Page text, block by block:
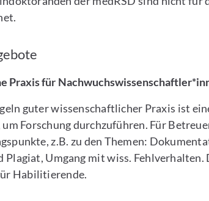
Praxis für
guter wissenschaftlicher Praxis ist
Forschung durchzuführen. Für
z.B. zu den Themen:
Plagiat, Umgang mit wiss.
Habilitierende.